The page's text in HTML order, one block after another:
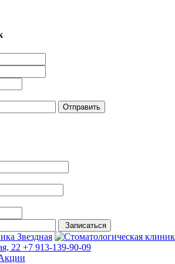
22 +7 913-139-90-09